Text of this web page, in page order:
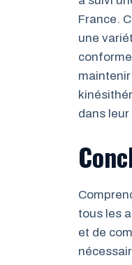
France.
une
dans
tous les
et de